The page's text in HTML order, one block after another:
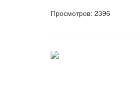
Просмотров: 2396